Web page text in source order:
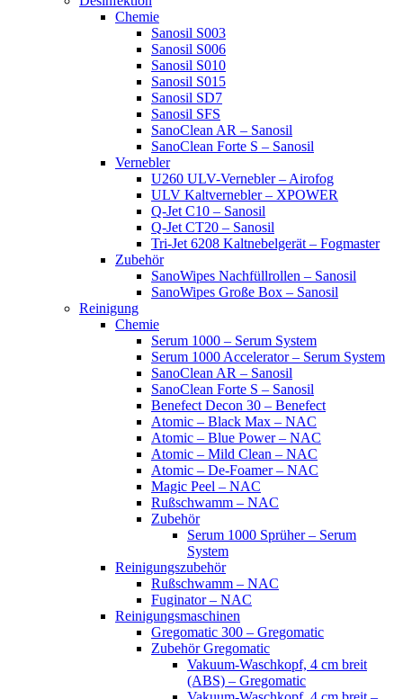
Chemie
Sanosil S003
Sanosil S006
Sanosil S010
Sanosil S015
Sanosil SD7
Sanosil SFS
SanoClean AR – Sanosil
SanoClean Forte S – Sanosil
Vernebler
U260 ULV-Vernebler – Airofog
ULV Kaltvernebler – XPOWER
Q-Jet C10 – Sanosil
Q-Jet CT20 – Sanosil
Tri-Jet 6208 Kaltnebelgerät – Fogmaster
Zubehör
SanoWipes Nachfüllrollen – Sanosil
SanoWipes Große Box – Sanosil
Reinigung
Chemie
Serum 1000 – Serum System
Serum 1000 Accelerator – Serum System
SanoClean AR – Sanosil
SanoClean Forte S – Sanosil
Benefect Decon 30 – Benefect
Atomic – Black Max – NAC
Atomic – Blue Power – NAC
Atomic – Mild Clean – NAC
Atomic – De-Foamer – NAC
Magic Peel – NAC
Rußschwamm – NAC
Zubehör
Serum 1000 Sprüher – Serum
System
Reinigungszubehör
Rußschwamm – NAC
Fuginator – NAC
Reinigungsmaschinen
Gregomatic 300 – Gregomatic
Zubehör Gregomatic
Vakuum-Waschkopf, 4 cm breit
(ABS) – Gregomatic